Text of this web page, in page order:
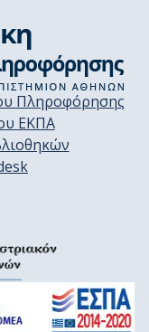
Πληροφόρησης
ΕΚΠΑ